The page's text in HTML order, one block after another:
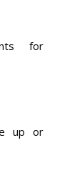
for
up or